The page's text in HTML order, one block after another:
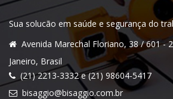
Sua solucão em saúde e segurança do
Avenida Marechal Floriano, 38 / 601 -
Janeiro, Brasil
(21) 2213-3332 e (21) 98604-5417
bisaggio@bisaggio.com.br